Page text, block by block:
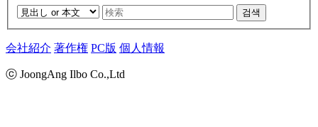
검색
会社紹介 著作権 PC版 個人情報
ⓒ JoongAng Ilbo Co.,Ltd